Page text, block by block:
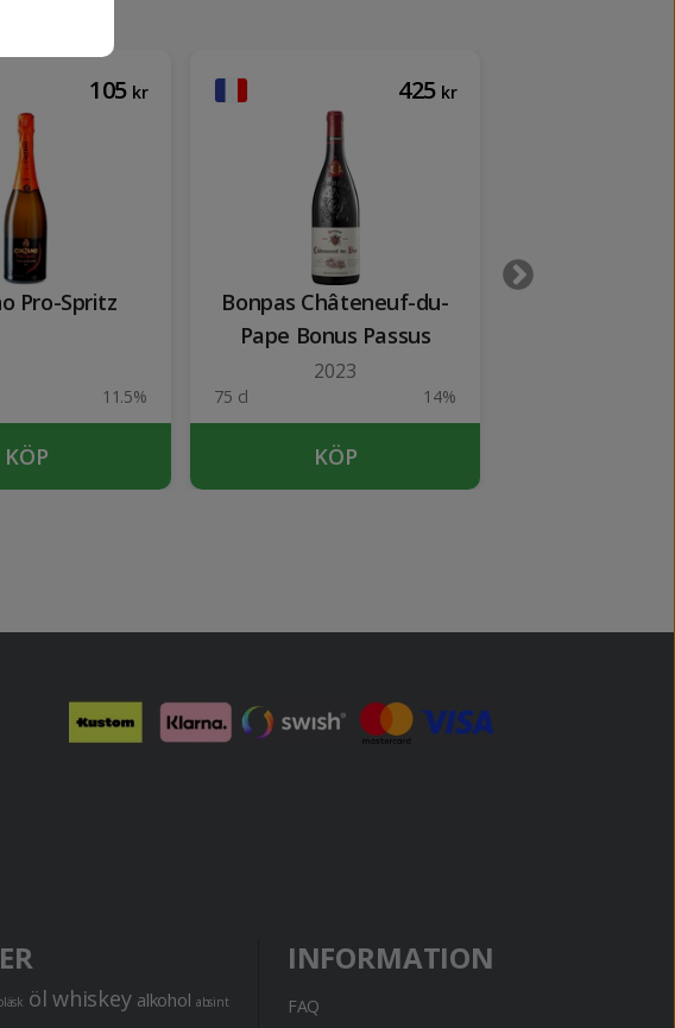
105 kr
Pro-Spritz
11.5%
KÖP
425 kr
Bonpas Châteneuf-du-
Pape Bonus Passus
2023
75 cl 14%
KÖP
öl whiskey alkohol absint
INFORMATION
FAQ